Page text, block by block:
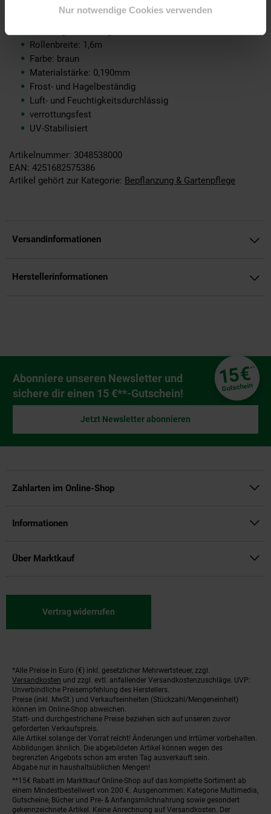
Nur notwendige Cookies verwenden
Rollenbreite: 1,6m
Farbe: braun
Materialstärke: 0,190mm
Frost- und Hagelbeständig
Luft- und Feuchtigkeitsdurchlässig
verrottungsfest
UV-Stabilisiert
Artikelnummer: 3048538000
EAN: 4251682575386
Artikel gehört zur Kategorie: Bepflanzung & Gartenpflege
Versandinformationen
Herstellerinformationen
Newsletter Anmeldung
Abonniere unseren Newsletter und
sichere dir einen 15 €**-Gutschein!
15€**
Gutschein
Jetzt Newsletter abonnieren
Zahlarten im Online-Shop
Informationen
Über Marktkauf
Vertrag widerrufen
Fußnoten
*Alle Preise in Euro (€) inkl. gesetzlicher Mehrwertsteuer, zzgl.
Versandkosten und zzgl. evtl. anfallender Versandkostenzuschläge. UVP:
Unverbindliche Preisempfehlung des Herstellers.
Preise (inkl. MwSt.) und Verkaufseinheiten (Stückzahl/Mengeneinheit)
können im Online-Shop abweichen.
Statt- und durchgestrichene Preise beziehen sich auf unseren zuvor
geforderten Verkaufspreis.
Alle Artikel solange der Vorrat reicht! Änderungen und Irrtümer vorbehalten.
Abbildungen ähnlich. Die abgebildeten Artikel können wegen des
begrenzten Angebots schon am ersten Tag ausverkauft sein.
Abgabe nur in haushaltsüblichen Mengen!
**15€ Rabatt im Marktkauf Online-Shop auf das komplette Sortiment ab
einem Mindestbestellwert von 200 €. Ausgenommen: Kategorie Multimedia,
Gutscheine, Bücher und Pre- & Anfangsmilchnahrung sowie gesondert
gekennzeichnete Artikel. Keine Anrechnung auf Versandkosten. Der